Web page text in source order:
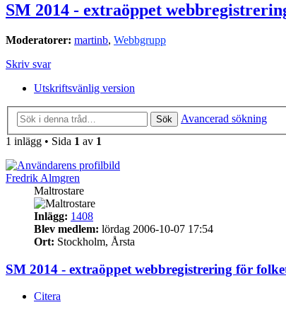
SM 2014 - extraöppet
Moderatorer: martinb, Webbgrupp
Skriv svar
Utskriftsvänlig version
Sök
Avancerad sökning
1 inlägg • Sida 1 av 1
Fredrik Almgren
Maltrostare
Inlägg: 1408
Blev medlem: lördag 2006-10-07 17:54
Ort: Stockholm, Årsta
SM 2014 - extraöppet webbregistrering för
Citera